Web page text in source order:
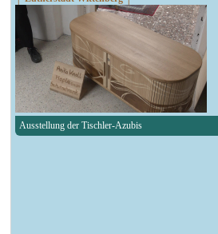
Ausstellung der Tischler-Azubis